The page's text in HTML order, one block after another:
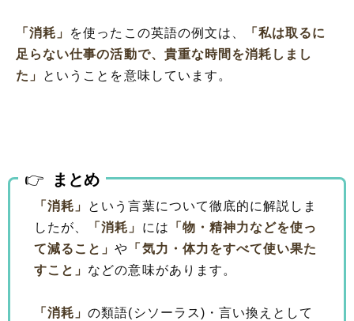
「消耗」 を使ったこの英語の例文は、
「私は取るに
足らない仕事の活動で、貴重な時間を消耗しまし
た」
ということを意味しています。
まとめ
「消耗」
という言葉について徹底的に解説しま
したが、
「消耗」 には
「物・精神力などを使っ
て減ること」や 「気力・体力をすべて使い果た
すこと」 などの意味があります。
「消耗」の類語(シソーラス)・言い換えとして